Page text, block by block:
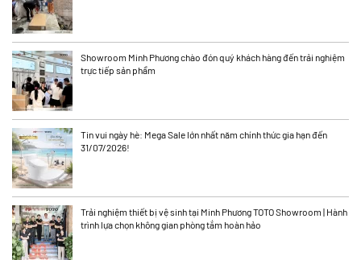
Showroom Minh Phương chào đón quý khách hàng đến trải nghiệm
trực tiếp sản phẩm
Tin vui ngày hè: Mega Sale lớn nhất năm chính thức gia hạn đến
31/07/2026!
Trải nghiệm thiết bị vệ sinh tại Minh Phương TOTO Showroom | Hành
trình lựa chọn không gian phòng tắm hoàn hảo